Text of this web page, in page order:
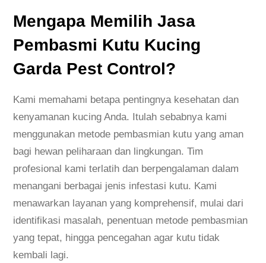
Mengapa Memilih Jasa
Pembasmi Kutu Kucing
Garda Pest Control?
Kami memahami betapa pentingnya kesehatan dan
kenyamanan kucing Anda. Itulah sebabnya kami
menggunakan metode pembasmian kutu yang aman
bagi hewan peliharaan dan lingkungan. Tim
profesional kami terlatih dan berpengalaman dalam
menangani berbagai jenis infestasi kutu. Kami
menawarkan layanan yang komprehensif, mulai dari
identifikasi masalah, penentuan metode pembasmian
yang tepat, hingga pencegahan agar kutu tidak
kembali lagi.